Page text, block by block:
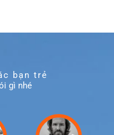
bạn trẻ
gì nhé